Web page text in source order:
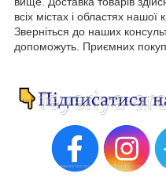
всіх містах і областях
Зверніться до наших
допоможуть. Приємних